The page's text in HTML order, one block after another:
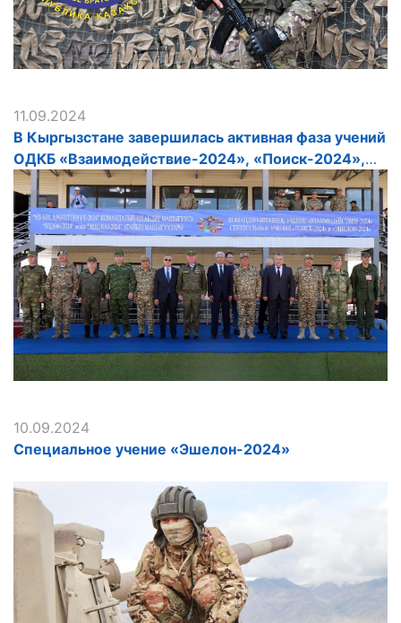
11.09.2024
В Кыргызстане завершилась активная фаза учений
ОДКБ «Взаимодействие-2024», «Поиск-2024»,
«Эшелон-2024»
10.09.2024
Специальное учение «Эшелон-2024»